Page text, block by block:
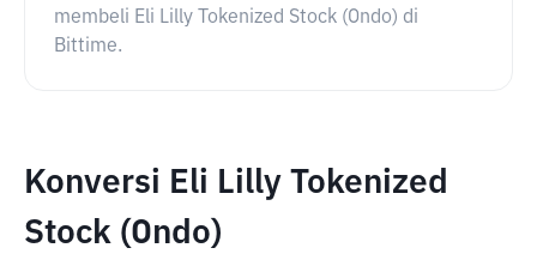
membeli Eli Lilly Tokenized Stock (Ondo) di
Bittime.
Konversi Eli Lilly Tokenized
Stock (Ondo)